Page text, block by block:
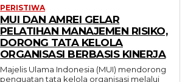
PERISTIWA
MUI DAN AMREI GELAR
PELATIHAN MANAJEMEN RISIKO,
DORONG TATA KELOLA
ORGANISASI BERBASIS KINERJA
Majelis Ulama Indonesia (MUI) mendorong
penguatan tata kelola organisasi melalui